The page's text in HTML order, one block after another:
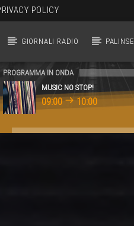
POLICY
GIORNALI RADIO
PROGRAMMA IN ONDA
MUSIC NO STOP!
09:00 10:00